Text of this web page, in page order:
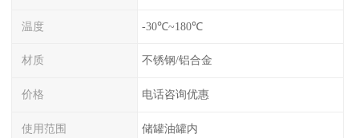
温度 -30℃~180℃
材质 不锈钢/铝合金
价格 电话咨询优惠
使用范围 储罐油罐内